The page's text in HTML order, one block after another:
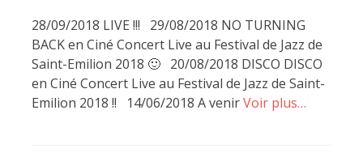
28/09/2018 LIVE !!! 29/08/2018 NO TURNING
BACK en Ciné Concert Live au Festival de Jazz de
Saint-Emilion 2018 🙂 20/08/2018 DISCO DISCO
en Ciné Concert Live au Festival de Jazz de Saint-
Emilion 2018 !! 14/06/2018 A venirVoir plus…